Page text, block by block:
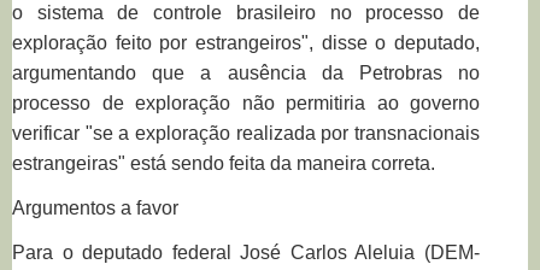
o sistema de controle brasileiro no processo de
exploração feito por estrangeiros", disse o deputado,
argumentando que a ausência da Petrobras no
processo de exploração não permitiria ao governo
verificar "se a exploração realizada por transnacionais
estrangeiras" está sendo feita da maneira correta.
Argumentos a favor
Para o deputado federal José Carlos Aleluia (DEM-